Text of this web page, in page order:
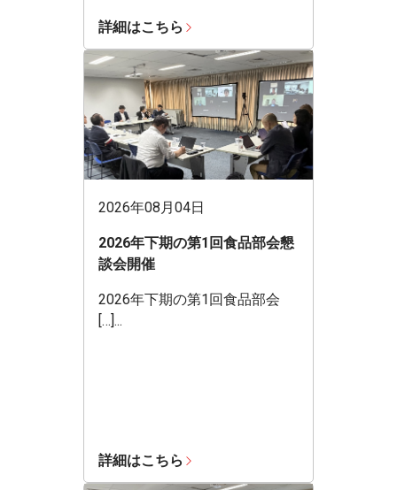
詳細はこちら
2026年08月04日
2026年下期の第1回食品部会懇
談会開催
2026年下期の第1回食品部会
[…]...
詳細はこちら